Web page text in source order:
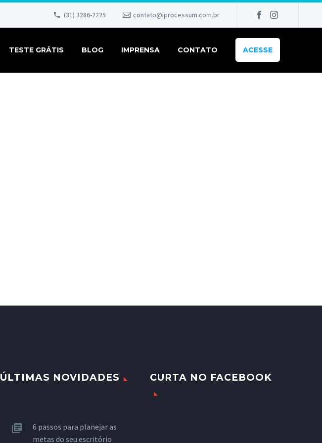
(31) 3286-2225 contato@iprocessum.com.br
TESTE GRÁTIS BLOG IMPRENSA CONTATO ACESSE
ÚLTIMAS NOVIDADES
6 passos para planejar as
metas do seu escritório
CURTA NO FACEBOOK